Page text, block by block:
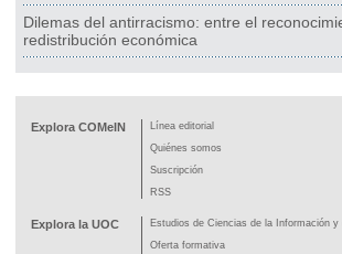
Dilemas del antirracismo: entre el
redistribución económica
Explora COMeIN
Línea editorial
Quiénes somos
Suscripción
RSS
Explora la UOC
Estudios de Ciencias de la Información y
Oferta formativa